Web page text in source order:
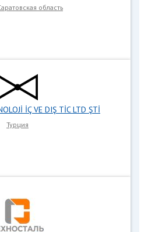
область
İÇ VE DIŞ TİC LTD ŞTİ
Турция